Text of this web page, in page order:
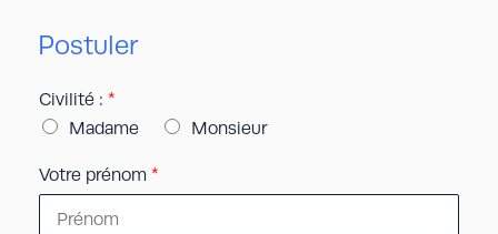
Postuler
Civilité : *
Madame
Monsieur
Votre prénom *